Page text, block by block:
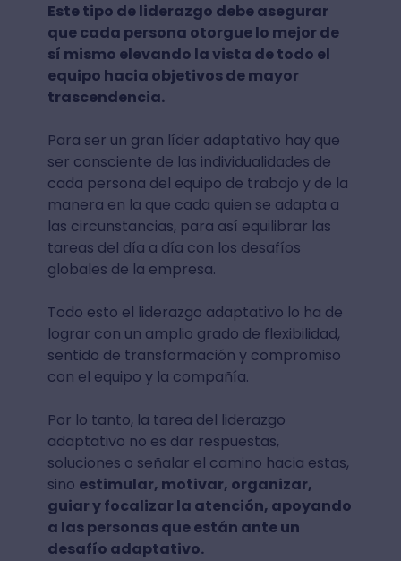
Este tipo de liderazgo debe asegurar
que cada persona otorgue lo mejor de
sí mismo elevando la vista de todo el
equipo hacia objetivos de mayor
trascendencia.
Para ser un gran líder adaptativo hay que
ser consciente de las individualidades de
cada persona del equipo de trabajo y de la
manera en la que cada quien se adapta a
las circunstancias, para así equilibrar las
tareas del día a día con los desafíos
globales de la empresa.
Todo esto el liderazgo adaptativo lo ha de
lograr con un amplio grado de flexibilidad,
sentido de transformación y compromiso
con el equipo y la compañía.
Por lo tanto, la tarea del liderazgo
adaptativo no es dar respuestas,
soluciones o señalar el camino hacia estas,
sino estimular, motivar, organizar,
guiar y focalizar la atención, apoyando
a las personas que están ante un
desafío adaptativo.